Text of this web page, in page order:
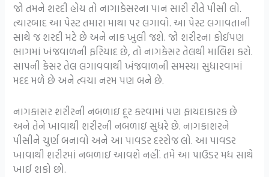
જો તમને શરદી હોય તો નાગાકેસરના પાન સારી રીતે પીસી લો.
ત્યારબાદ આ પેસ્ટ તમારા માથા પર લગાવો. આ પેસ્ટ લગાવતાની
સાથે જ શરદી મટે છે અને નાક ખુલી જશે. જો શરીરના કોઈપણ
ભાગમાં ખંજવાળની ​​ફરિયાદ છે, તો નાગકેસર તેલથી માલિશ કરો.
સાપની કેસર તેલ લગાવવાથી ખંજવાળની ​​સમસ્યા સુધારવામાં
મદદ મળે છે અને ત્વચા નરમ પણ બને છે.
નાગકાસર શરીરની નબળાઇ દૂર કરવામાં પણ ફાયદાકારક છે
અને તેને ખાવાથી શરીરની નબળાઇ સુધરે છે. નાગકાશરને
પીસીને ચુર્ણ બનાવો અને આ પાવડર દરરોજ લો. આ પાવડર
ખાવાથી શરીરમાં નબળાઇ આવશે નહીં. તમે આ પાઉડર મધ સાથે
ખાઈ શકો છો.